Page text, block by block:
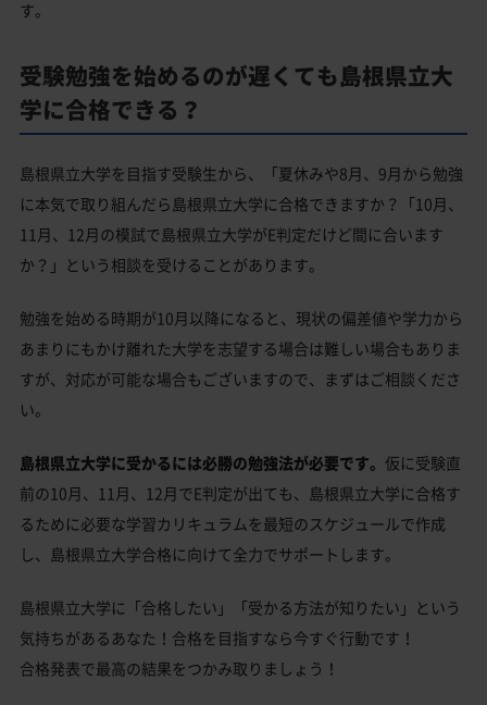
す。
受験勉強を始めるのが遅くても島根県立大
学に合格できる？
島根県立大学を目指す受験生から、「夏休みや8月、9月から勉強
に本気で取り組んだら島根県立大学に合格できますか？「10月、
11月、12月の模試で島根県立大学がE判定だけど間に合います
か？」という相談を受けることがあります。
勉強を始める時期が10月以降になると、現状の偏差値や学力から
あまりにもかけ離れた大学を志望する場合は難しい場合もありま
すが、対応が可能な場合もございますので、まずはご相談くださ
い。
島根県立大学に受かるには必勝の勉強法が必要です。 仮に受験直
前の10月、11月、12月でE判定が出ても、島根県立大学に合格す
るために必要な学習カリキュラムを最短のスケジュールで作成
し、島根県立大学合格に向けて全力でサポートします。
島根県立大学に「合格したい」「受かる方法が知りたい」という
気持ちがあるあなた！合格を目指すなら今すぐ行動です！
合格発表で最高の結果をつかみ取りましょう！